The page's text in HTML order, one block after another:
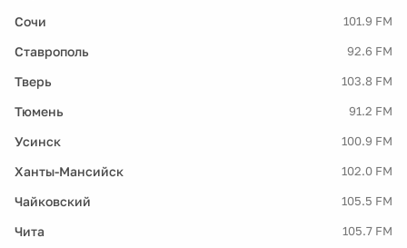
Сочи 101.9 FM
Ставрополь 92.6 FM
Тверь 103.8 FM
Тюмень 91.2 FM
Усинск 100.9 FM
Ханты-Мансийск 102.0 FM
Чайковский 105.5 FM
Чита 105.7 FM